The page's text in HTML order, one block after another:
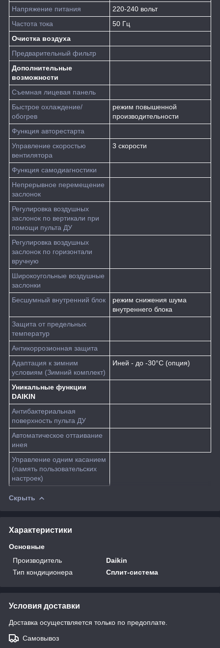
Напряжение питания
220-240 вольт
Частота тока
50 Гц
Очистка воздуха
Предварительный фильтр
Дополнительные
возможности
Съемная лицевая панель
Быстрое охлаждение/
обогрев
режим повышенной
производительности
Функция авторестарта
Управление скоростью
вентилятора
3 скорости
Функция самодиагностики
Непрерывное перемещение
заслонок
Регулировка воздушных
заслонок по вертикали при
помощи пульта ДУ
Регулировка воздушных
заслонок по горизонтали
вручную
Широкоугольные воздушные
заслонки
Бесшумный внутренний блок
режим снижения шума
внутреннего блока
Защита от предельных
температур
Антикоррозионная защита
Адаптация к зимним
условиям (Зимний комплект)
Иней - до -30°С (опция)
Уникальные функции
DAIKIN
Антибактериальная
поверхность пульта ДУ
Автоматическое оттаивание
инея
Управление одним касанием
(память пользовательских
настроек)
Скрыть
Характеристики
Основные
Производитель
Daikin
Тип кондиционера
Сплит-система
Условия доставки
Доставка осуществляется только по предоплате.
Самовывоз